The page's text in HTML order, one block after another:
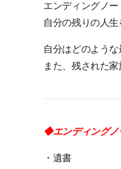
エンディングノー
自分の残りの人
自分はどのよう
また、残された
◆エンディングノ
・遺書